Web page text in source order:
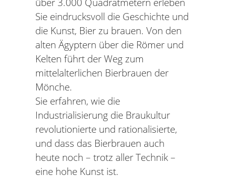
Sie eindrucksvoll die Geschichte und
die Kunst, Bier zu brauen. Von den
alten Ägyptern über die Römer und
Kelten führt der Weg zum
mittelalterlichen Bierbrauen der
Mönche.
Sie erfahren, wie die
Industrialisierung die Braukultur
revolutionierte und rationalisierte,
und dass das Bierbrauen auch
heute noch – trotz aller Technik –
eine hohe Kunst ist.